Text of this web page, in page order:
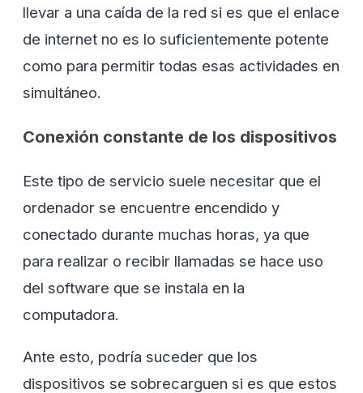
llevar a una caída de la red si es que el enlace
de internet no es lo suficientemente potente
como para permitir todas esas actividades en
simultáneo.
Conexión constante de los dispositivos
Este tipo de servicio suele necesitar que el
ordenador se encuentre encendido y
conectado durante muchas horas, ya que
para realizar o recibir llamadas se hace uso
del software que se instala en la
computadora.
Ante esto, podría suceder que los
dispositivos se sobrecarguen si es que estos